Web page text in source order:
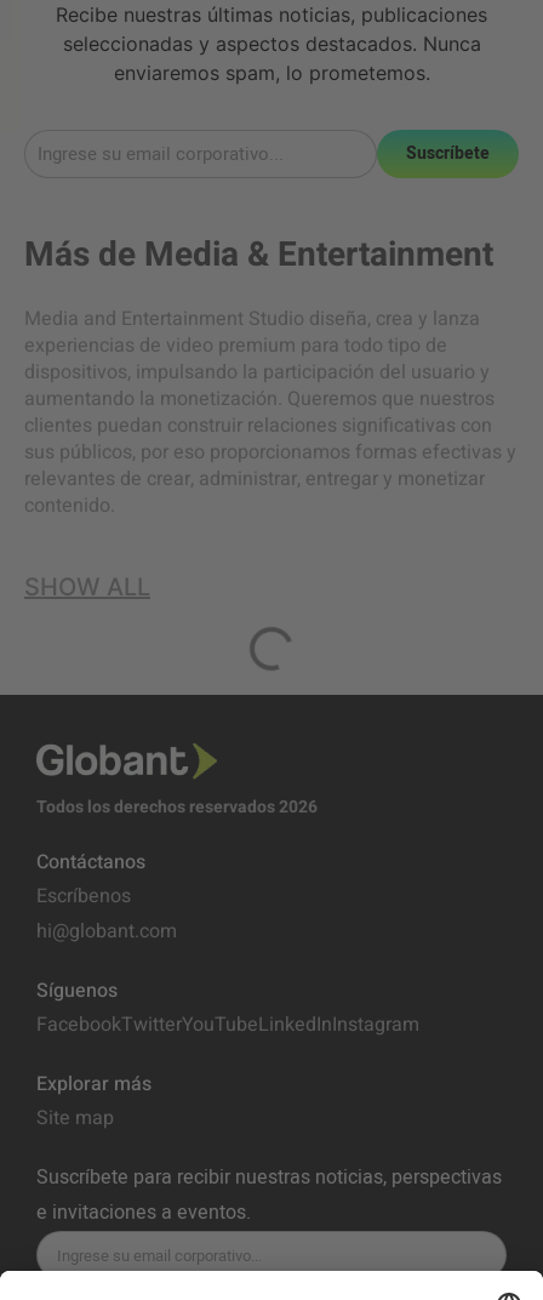
Recibe nuestras últimas noticias, publicaciones
seleccionadas y aspectos destacados. Nunca
enviaremos spam, lo prometemos.
Suscríbete
Más de Media & Entertainment
Media and Entertainment Studio diseña, crea y lanza
experiencias de video premium para todo tipo de
dispositivos, impulsando la participación del usuario y
aumentando la monetización. Queremos que nuestros
clientes puedan construir relaciones significativas con
sus públicos, por eso proporcionamos formas efectivas y
relevantes de crear, administrar, entregar y monetizar
contenido.
SHOW ALL
Todos los derechos reservados 2026
Contáctanos
Escríbenos
hi@globant.com
Síguenos
FacebookTwitterYouTubeLinkedInInstagram
Explorar más
Site map
Suscríbete para recibir nuestras noticias, perspectivas
e invitaciones a eventos.